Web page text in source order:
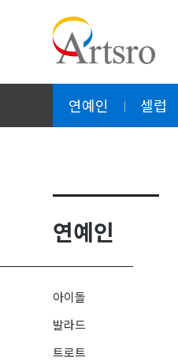
연예인 셀럽
연예인
아이돌
발라드
트로트